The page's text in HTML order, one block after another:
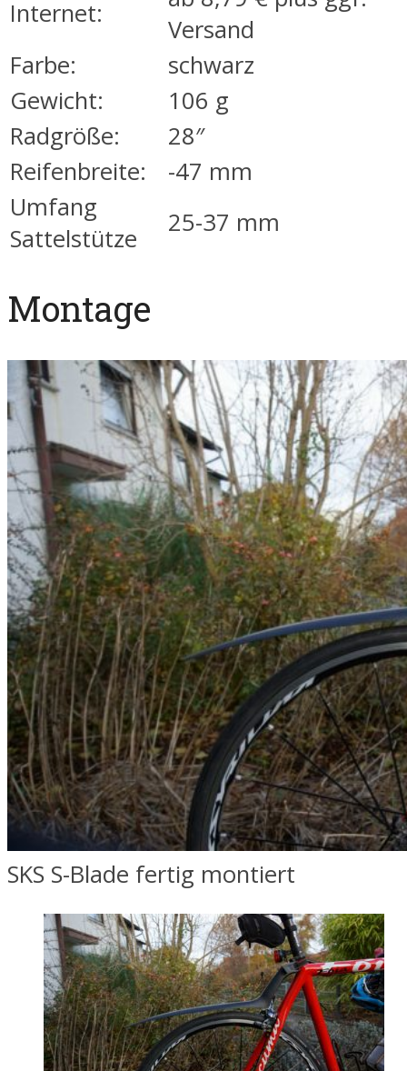
Internet:
Versand
Farbe:
schwarz
Gewicht:
106 g
Radgröße:
28″
Reifenbreite:
-47 mm
Umfang
Sattelstütze
25-37 mm
Montage
SKS S-Blade fertig montiert